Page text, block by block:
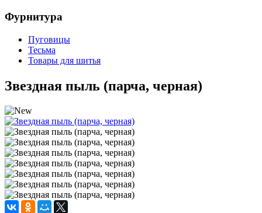
Фурнитура
Пуговицы
Тесьма
Товары для шитья
Звездная пыль (парча, черная)